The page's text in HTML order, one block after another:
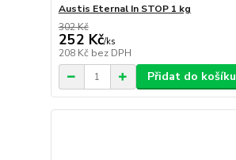
Austis Eternal In STOP 1 kg
302 Kč
252 Kč/ks
208 Kč bez DPH
Přidat do košíku